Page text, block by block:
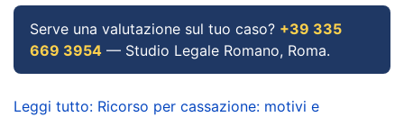
Serve una valutazione sul tuo caso? +39 335
669 3954 — Studio Legale Romano, Roma.
Leggi tutto: Ricorso per cassazione: motivi e